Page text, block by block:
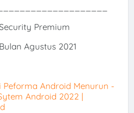
Premium
Agustus 2021
Peforma Android Menurun -
Android 2022 |